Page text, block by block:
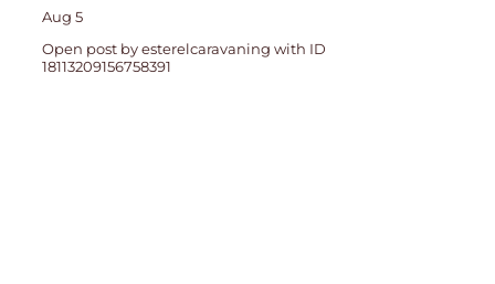
Aug 5
Open post by esterelcaravaning with ID
18113209156758391